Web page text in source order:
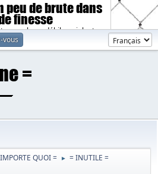
peu de brute dans
finesse
sombres, débiles, violents.
vous
QUOI = ► = INUTILE =